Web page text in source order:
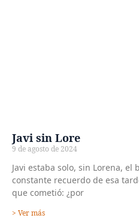
Javi sin Lore
9 de agosto de 2024
Javi estaba solo, sin Lorena, el
constante recuerdo de esa
que cometió: ¿por
> Ver más